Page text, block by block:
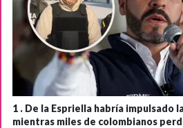
1 . De la Espriella habría impulsado
mientras miles de colombianos